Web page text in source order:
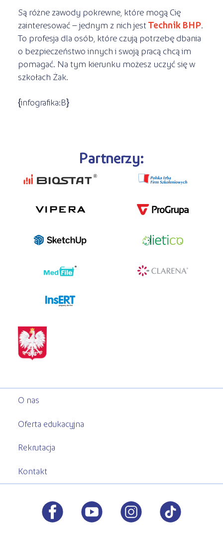
Są różne zawody pokrewne, które mogą Cię
zainteresować – jednym z nich jestTechnik BHP.
To profesja dla osób, które czują potrzebę dbania
o bezpieczeństwo innych i swoją pracą chcą im
pomagać. Na tym kierunku możesz uczyć się w
szkołach Żak.
{infografika:B}
Partnerzy:
programy dla firm
O nas
Oferta edukacyjna
Rekrutacja
Kontakt